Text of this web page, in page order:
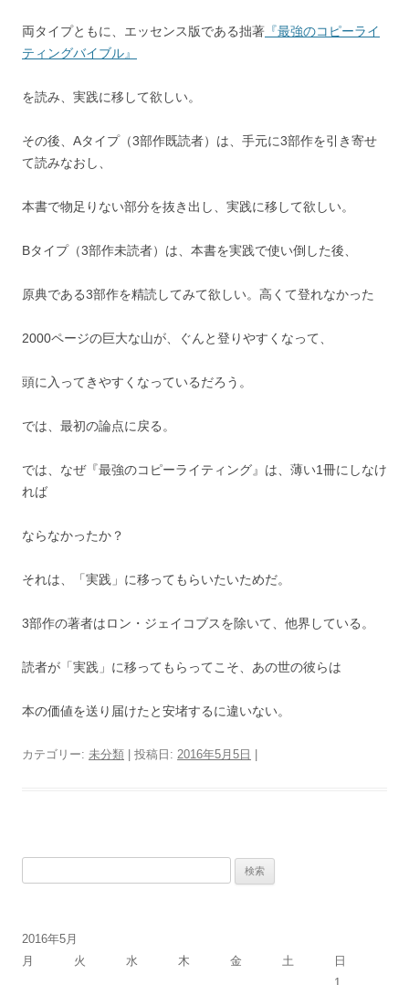
両タイプともに、エッセンス版である拙著 『最強のコピーライ
ティングバイブル』
を読み、実践に移して欲しい。
その後、Aタイプ（3部作既読者）は、手元に3部作を引き寄せ
て読みなおし、
本書で物足りない部分を抜き出し、実践に移して欲しい。
Bタイプ（3部作未読者）は、本書を実践で使い倒した後、
原典である3部作を精読してみて欲しい。高くて登れなかった
2000ページの巨大な山が、ぐんと登りやすくなって、
頭に入ってきやすくなっているだろう。
では、最初の論点に戻る。
では、なぜ『最強のコピーライティング』は、薄い1冊にしなけ
れば
ならなかったか？
それは、「実践」に移ってもらいたいためだ。
3部作の著者はロン・ジェイコブスを除いて、他界している。
読者が「実践」に移ってもらってこそ、あの世の彼らは
本の価値を送り届けたと安堵するに違いない。
カテゴリー: 未分類 | 投稿日: 2016年5月5日 |
2016年5月
月
火 水 木 金 土
日